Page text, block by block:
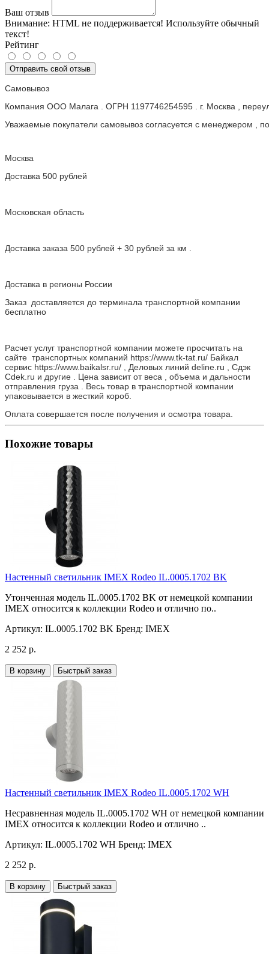
Ваш отзыв
Внимание: HTML не поддерживается! Используйте обычный
текст!
Рейтинг
Отправить свой отзыв
Самовывоз
Компания ООО Малага . ОГРН 1197746254595 . г. Москва ,
Уважаемые покупатели самовывоз согласуется с менеджером ,
Москва
Доставка 500 рублей
Московская область
Доставка заказа 500 рублей + 30 рублей за км .
Доставка в регионы России
Заказ доставляется до терминала транспортной компании
бесплатно
Расчет услуг транспортной компании можете просчитать на
сайте транспортных компаний https://www.tk-tat.ru/ Байкал
сервис https://www.baikalsr.ru/ , Деловых линий deline.ru , Сдэк
Cdek.ru и другие . Цена зависит от веса , объема и дальности
отправления груза . Весь товар в транспортной компании
упаковывается в жесткий короб.
Оплата совершается после получения и осмотра товара.
Похожие товары
Настенный светильник IMEX Rodeo IL.0005.1702 BK
Утонченная модель IL.0005.1702 BK от немецкой компании
IMEX относится к коллекции Rodeo и отлично по..
Артикул: IL.0005.1702 BK Бренд: IMEX
2 252 р.
В корзину Быстрый заказ
Настенный светильник IMEX Rodeo IL.0005.1702 WH
Несравненная модель IL.0005.1702 WH от немецкой компании
IMEX относится к коллекции Rodeo и отлично ..
Артикул: IL.0005.1702 WH Бренд: IMEX
2 252 р.
В корзину Быстрый заказ